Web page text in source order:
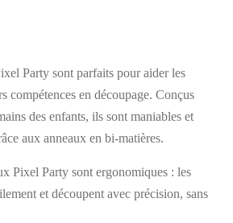
Party sont parfaits pour aider les
compétences en découpage. Conçus
des enfants, ils sont maniables et
aux anneaux en bi-matières.
Pixel Party sont ergonomiques : les
et découpent avec précision, sans